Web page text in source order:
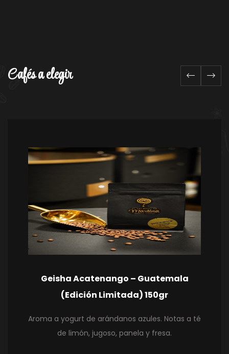
Cafés a elegir
Geisha Acatenango – Guatemala
(Edición Limitada) 150gr
Aroma a yogurt de arándanos azules. Notas a té
de limón, jugoso, panela y fresa.